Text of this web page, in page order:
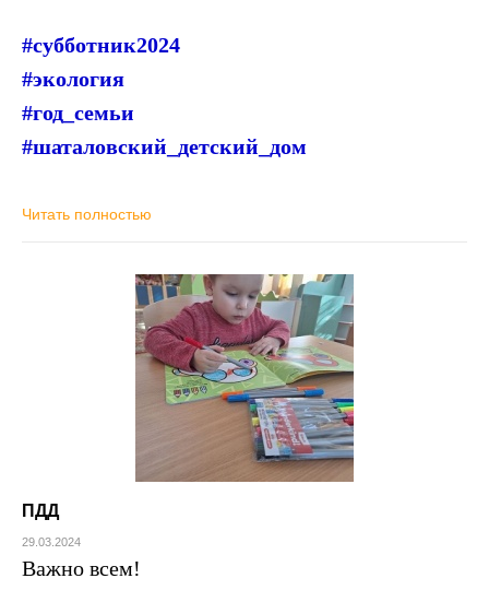
#субботник2024
#экология
#год_семьи
#шаталовский_детский_дом
Читать полностью
ПДД
29.03.2024
Важно всем!